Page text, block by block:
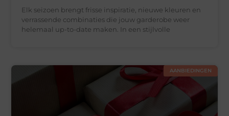
Elk seizoen brengt frisse inspiratie, nieuwe kleuren en
verrassende combinaties die jouw garderobe weer
helemaal up-to-date maken. In een stijlvolle
AANBIEDINGEN